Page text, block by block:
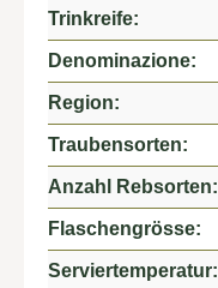
Trinkreife:
Denominazione:
Region:
Traubensorten:
Anzahl Rebsorten:
Flaschengrösse:
Serviertemperatur: